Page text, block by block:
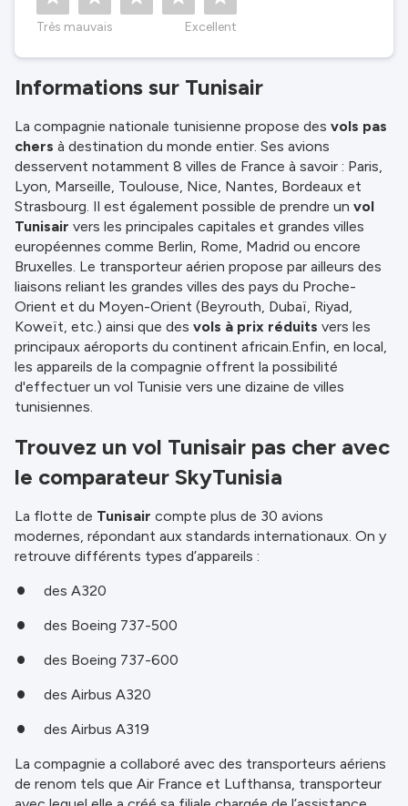
Très mauvais Excellent
Informations sur Tunisair
La compagnie nationale tunisienne propose des vols pas
chers à destination du monde entier. Ses avions
desservent notamment 8 villes de France à savoir : Paris,
Lyon, Marseille, Toulouse, Nice, Nantes, Bordeaux et
Strasbourg. Il est également possible de prendre un vol
Tunisair vers les principales capitales et grandes villes
européennes comme Berlin, Rome, Madrid ou encore
Bruxelles. Le transporteur aérien propose par ailleurs des
liaisons reliant les grandes villes des pays du Proche-
Orient et du Moyen-Orient (Beyrouth, Dubaï, Riyad,
Koweït, etc.) ainsi que des vols à prix réduits vers les
principaux aéroports du continent africain.Enfin, en local,
les appareils de la compagnie offrent la possibilité
d'effectuer un vol Tunisie vers une dizaine de villes
tunisiennes.
Trouvez un vol Tunisair pas cher avec
le comparateur SkyTunisia
La flotte de Tunisair compte plus de 30 avions
modernes, répondant aux standards internationaux. On y
retrouve différents types d’appareils :
des A320
des Boeing 737-500
des Boeing 737-600
des Airbus A320
des Airbus A319
La compagnie a collaboré avec des transporteurs aériens
de renom tels que Air France et Lufthansa, transporteur